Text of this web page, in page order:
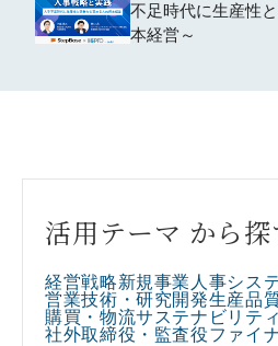
不足時代に生産性
本経営～
活用テーマ から探
経営戦略新規事業 人事シス
営業技術・研究開発生産品
購買・物流サステナビリティ
社外取締役・監査役ファイ